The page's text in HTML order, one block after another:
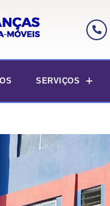
SERVIÇOS